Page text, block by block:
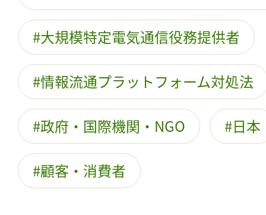
大規模特定電気通信役務提供者
情報流通プラットフォーム対処法
政府・国際機関・NGO 日本
顧客・消費者